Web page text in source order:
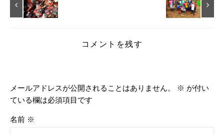
コメントを残す
メールアドレスが公開されることはありません。 ※ が付い
ている欄は必須項目です
名前 ※